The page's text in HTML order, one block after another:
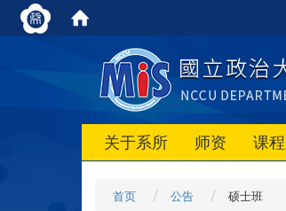
关于系所 师资 课
首页 公告 硕士班